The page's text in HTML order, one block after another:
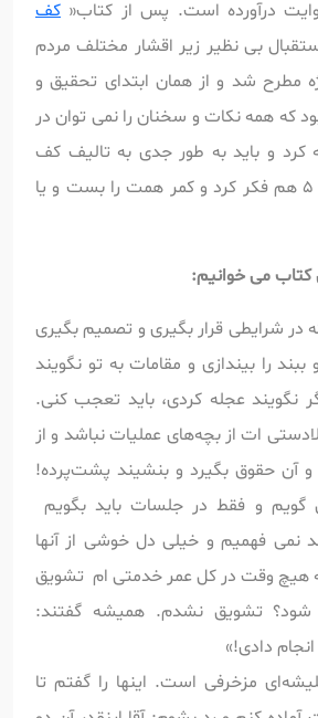
روایت درآورده است. پس از کتاب« کف
بی نظیر زیر اقشار مختلف مردم
مطرح شد و از همان ابتدای تحقیق و
که همه نکات و سخنان را نمی توان در
کرد و باید به طور جدی به تالیف کف
خیابان های 3 و 4 و 5 هم فکر کرد و کمر همت را بست و یا
می خوانیم:
شرایطی قرار بگیری و تصمیم بگیری
ببند را بیندازی و مقامات به تو نگویند
نگویند عجله کردی، باید تعجب کنی.
ات از بچه‌های عملیات نباشد و از
و آن حقوق بگیرد و بنشیند پشت‌پرده!
و فقط در جلسات باید بگویم
نمی فهمیم و خیلی دل خوشی از آنها
هیچ وقت در کل عمر خدمتی ام تشویق
‌شود؟ تشویق نشدم. همیشه گفتند:
دادی!»
مزخرفی است. اینها را گفتم تا